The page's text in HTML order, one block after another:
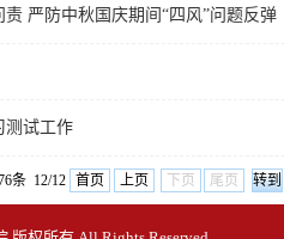
严防中秋国庆期间“四风”问题反弹
测试工作
条 12/12 首页 上页 下页 尾页